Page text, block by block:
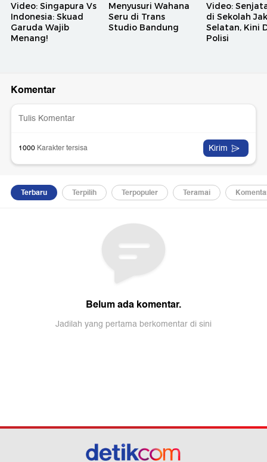
Video: Singapura Vs
Indonesia: Skuad
Garuda Wajib
Menang!
Menyusuri Wahana
Seru di Trans
Studio Bandung
Video:
di Sekolah
Selatan, Kini
Polisi